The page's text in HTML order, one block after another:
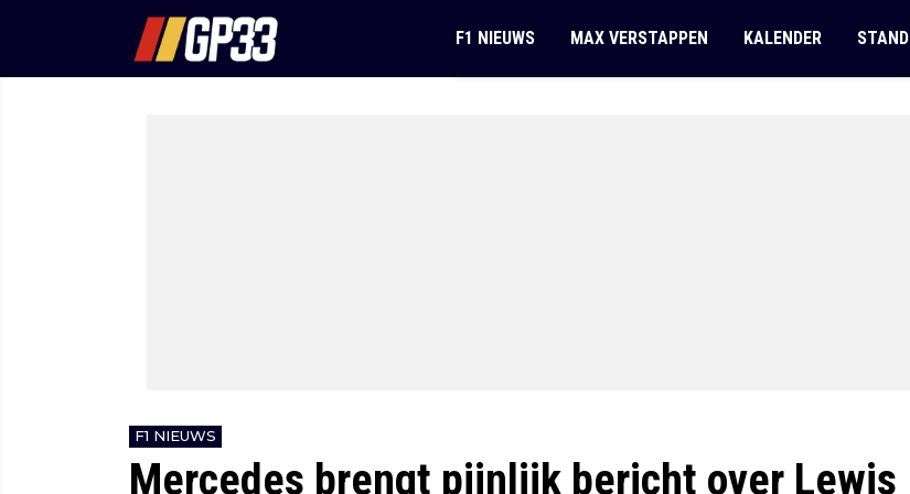
F1 NIEUWS MAX VERSTAPPEN KALENDER STAND
F1 NIEUWS
Mercedes brengt pijnlijk bericht over Lewis